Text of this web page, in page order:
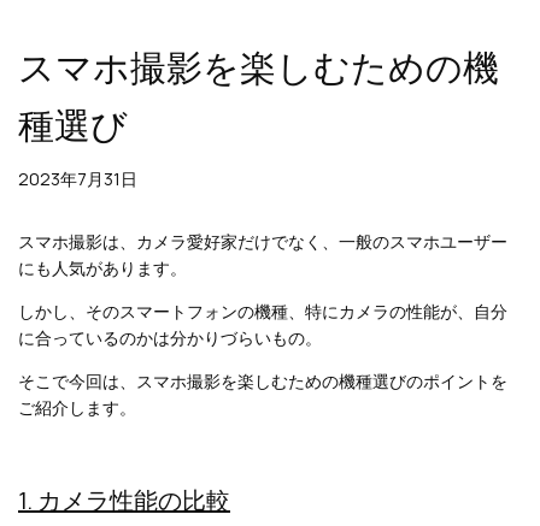
スマホ撮影を楽しむための機
種選び
2023年7月31日
スマホ撮影は、カメラ愛好家だけでなく、一般のスマホユーザー
にも人気があります。
しかし、そのスマートフォンの機種、特にカメラの性能が、自分
に合っているのかは分かりづらいもの。
そこで今回は、スマホ撮影を楽しむための機種選びのポイントを
ご紹介します。
1. カメラ性能の比較